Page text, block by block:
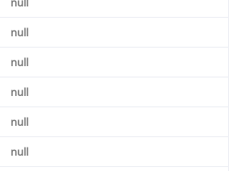
null
null
null
null
null